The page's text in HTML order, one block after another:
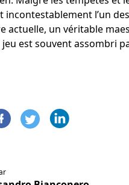
incontestablement l’un
actuelle, un véritable
est souvent assombri